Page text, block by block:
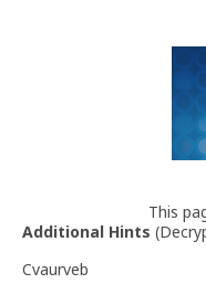
This
Additional Hints (
Cvaurveb